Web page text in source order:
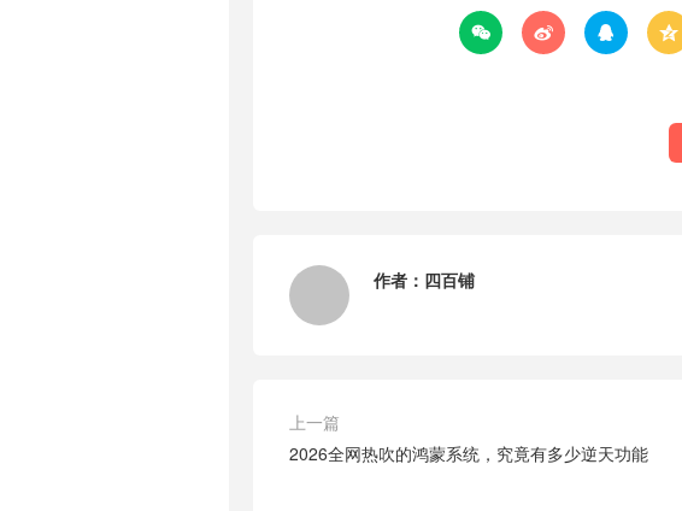
   
作者： 四百铺
上一篇
2026全网热吹的鸿蒙系统，究竟有多少逆天功能